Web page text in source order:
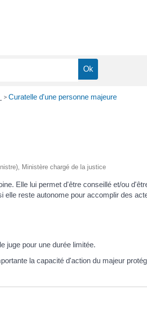
> Curatelle d'une personne majeure
Ministère chargé de la justice
Elle lui permet d'être conseillé et/ou
reste autonome pour accomplir des
juge pour une durée limitée.
la capacité d'action du majeur